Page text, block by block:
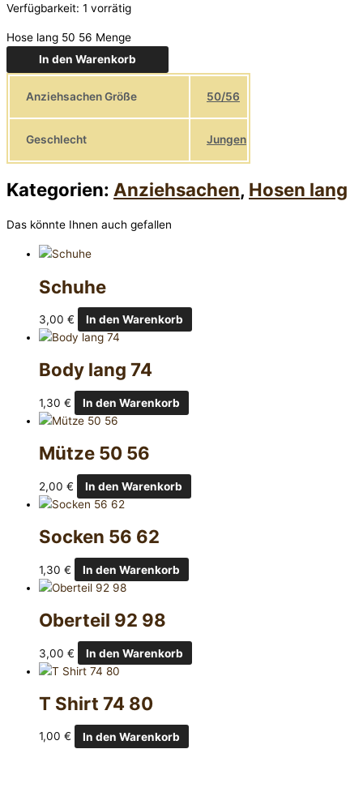
Verfügbarkeit: 1 vorrätig
Hose lang 50 56 Menge
In den Warenkorb
Anziehsachen Größe 50/56
Geschlecht Jungen
Kategorien: Anziehsachen, Hosen lang
Das könnte Ihnen auch gefallen
Schuhe
3,00 € In den Warenkorb
Body lang 74
1,30 € In den Warenkorb
Mütze 50 56
2,00 € In den Warenkorb
Socken 56 62
1,30 € In den Warenkorb
Oberteil 92 98
3,00 € In den Warenkorb
T Shirt 74 80
1,00 € In den Warenkorb